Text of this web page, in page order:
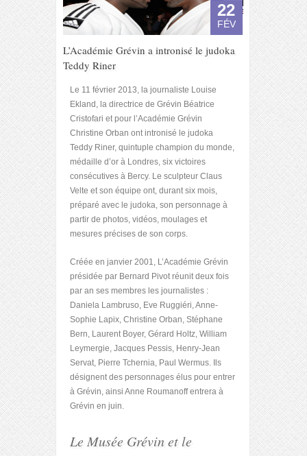
22
FÉV
L’Académie Grévin a intronisé le judoka
Teddy Riner
Le 11 février 2013, la journaliste Louise
Ekland, la directrice de Grévin Béatrice
Cristofari et pour l’Académie Grévin
Christine Orban ont intronisé le judoka
Teddy Riner, quintuple champion du monde,
médaille d’or à Londres, six victoires
consécutives à Bercy. Le sculpteur Claus
Velte et son équipe ont, durant six mois,
préparé avec le judoka, son personnage à
partir de photos, vidéos, moulages et
mesures précises de son corps.
Créée en janvier 2001, L’Académie Grévin
présidée par Bernard Pivot réunit deux fois
par an ses membres les journalistes :
Daniela Lambruso, Eve Ruggiéri, Anne-
Sophie Lapix, Christine Orban, Stéphane
Bern, Laurent Boyer, Gérard Holtz, William
Leymergie, Jacques Pessis, Henry-Jean
Servat, Pierre Tchernia, Paul Wermus. Ils
désignent des personnages élus pour entrer
à Grévin, ainsi Anne Roumanoff entrera à
Grévin en juin.
Le Musée Grévin et le